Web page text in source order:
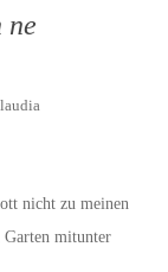
ne
nicht zu meinen
mitunter